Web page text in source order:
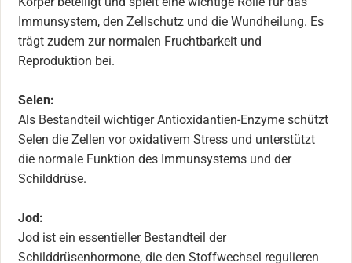
Immunsystem, den Zellschutz und die Wundheilung. Es
trägt zudem zur normalen Fruchtbarkeit und
Reproduktion bei.
Selen:
Als Bestandteil wichtiger Antioxidantien-Enzyme schützt
Selen die Zellen vor oxidativem Stress und unterstützt
die normale Funktion des Immunsystems und der
Schilddrüse.
Jod:
Jod ist ein essentieller Bestandteil der
Schilddrüsenhormone, die den Stoffwechsel regulieren